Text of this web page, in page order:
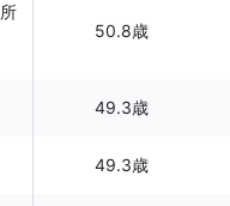
50.8歳
49.3歳
49.3歳